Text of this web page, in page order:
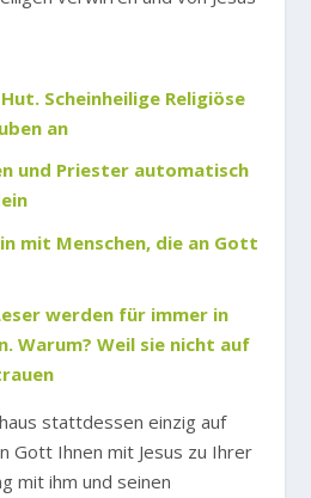
Scheinheilige Religiöse
an
und Priester automatisch
mit Menschen, die an Gott
werden für immer in
Warum? Weil sie nicht auf
stattdessen einzig auf
Gott Ihnen mit Jesus zu Ihrer
mit ihm und seinen